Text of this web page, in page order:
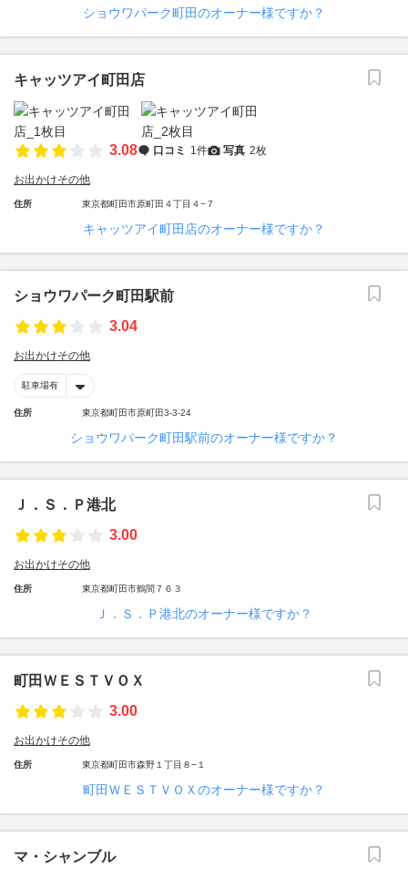
ショウワパーク町田のオーナー様ですか？
キャッツアイ町田店
3.08 口コミ 1件 写真 2枚
お出かけその他
住所 東京都町田市原町田４丁目４−７
キャッツアイ町田店のオーナー様ですか？
ショウワパーク町田駅前
3.04
お出かけその他
駐車場有
住所 東京都町田市原町田3-3-24
ショウワパーク町田駅前のオーナー様ですか？
Ｊ．Ｓ．Ｐ港北
3.00
お出かけその他
住所 東京都町田市鶴間７６３
Ｊ．Ｓ．Ｐ港北のオーナー様ですか？
町田ＷＥＳＴＶＯＸ
3.00
お出かけその他
住所 東京都町田市森野１丁目８−１
町田ＷＥＳＴＶＯＸのオーナー様ですか？
マ・シャンブル